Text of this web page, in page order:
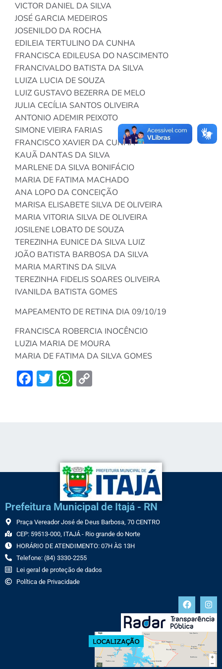
VICTOR DANIEL DA SILVA
JOSÉ GARCIA MEDEIROS
JOSENILDO DA ROCHA
EDILEIA TERTULINO DA CUNHA
FRANCISCA EDILEUSA DO NASCIMENTO
FRANCIVALDO BATISTA DA SILVA
LUIZA LUCIA DE SOUZA
LUIZ GUSTAVO BEZERRA DE MELO
JULIA CECÍLIA SANTOS OLIVEIRA
ANTONIO ADEMIR PEIXOTO
SIMONE VIEIRA FARIAS
FRANCISCO XAVIER DA CUNHA
KAUÃ DANTAS DA SILVA
MARLENE DA SILVA BONIFÁCIO
MARIA DE FATIMA MACHADO
ANA LOPO DA CONCEIÇÃO
MARISA ELISABETE SILVA DE OLIVEIRA
MARIA VITORIA SILVA DE OLIVEIRA
JOSILENE LOBATO DE SOUZA
TEREZINHA EUNICE DA SILVA LUIZ
JOÃO BATISTA BARBOSA DA SILVA
MARIA MARTINS DA SILVA
TEREZINHA FIDELIS SOARES OLIVEIRA
IVANILDA BATISTA GOMES
MAPEAMENTO DE RETINA DIA 09/10/19
FRANCISCA ROBERCIA INOCÊNCIO
LUZIA MARIA DE MOURA
MARIA DE FATIMA DA SILVA GOMES
Facebook
TwitterWhatsApp
Prefeitura Municipal de Itajá - RN
Praça Vereador José de Deus Barbosa, 70 CENTRO
CEP: 59513-000, ITAJÁ - Rio grande do Norte
HORÁRIO DE ATENDIMENTO: 07H ÀS 13H
Telefone: (84) 3330-2255
Lei geral de proteção de dados
Política de Privacidade